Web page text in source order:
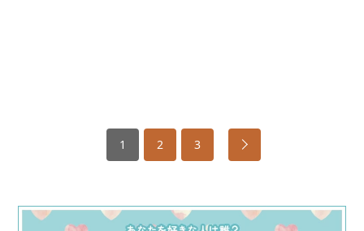
1 2 3